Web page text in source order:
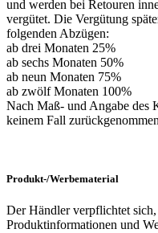
und werden bei Retouren
vergütet. Die Vergütung
folgenden Abzügen:
ab drei Monaten 25%
ab sechs Monaten 50%
ab neun Monaten 75%
ab zwölf Monaten 100%
Nach Maß- und Angabe des
keinem Fall
Produkt-/Werbematerial
Der Händler verpflichtet
Produktinformationen und